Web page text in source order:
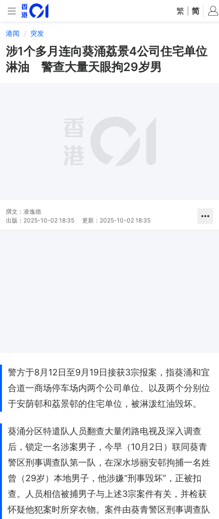
繁 简
港闻 突发
涉1个多月连向葵涌荔景4公司住宅单位
淋油 警查大量天眼拘29岁男
撰文： 凌逸德
出版： 2025-10-02 18:35 更新： 2025-10-02 18:35
警方于8月12日至9月19日接获3宗报案，指葵涌和宜
合道一商场停车场内两个公司单位、以及两个分别位
于安荫邨和荔景邨的住宅单位，被淋泼红油毁坏。
葵涌分区特遣队人员翻查大量闭路电视及深入调查
后，锁定一名涉案男子，今早（10月2日）联同葵青
警区刑事调查队第一队，在深水埗丽安邨拘捕一名姓
曾（29岁）本地男子，他涉嫌“刑事毁坏”，正被扣
查。人员相信被捕男子与上述3宗案件有关，并检获
怀疑他犯案时所穿衣物。案件由葵青警区刑事调查队